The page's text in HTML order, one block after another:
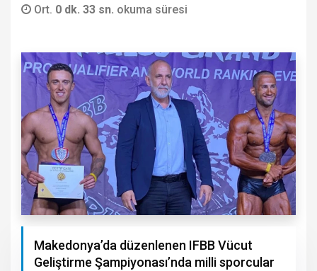
Ort. 0 dk. 33 sn. okuma süresi
Makedonya’da düzenlenen IFBB Vücut
Geliştirme Şampiyonası’nda milli sporcular